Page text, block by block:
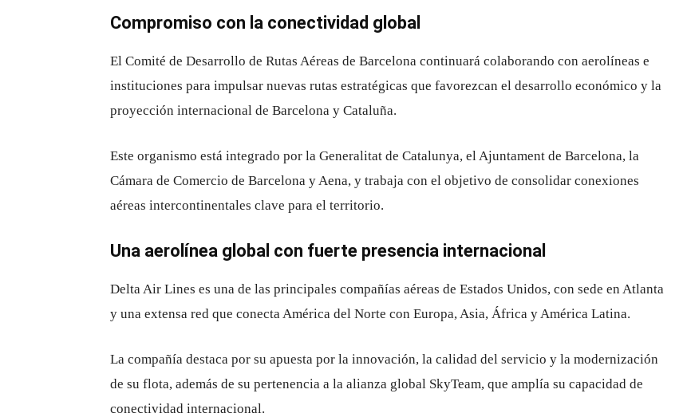
Compromiso con la conectividad global
El Comité de Desarrollo de Rutas Aéreas de Barcelona continuará colaborando con aerolíneas e
instituciones para impulsar nuevas rutas estratégicas que favorezcan el desarrollo económico y la
proyección internacional de Barcelona y Cataluña.
Este organismo está integrado por la Generalitat de Catalunya, elAjuntament de Barcelona, la
Cámara de Comercio de Barcelona yAena, y trabaja con el objetivo de consolidar conexiones
aéreas intercontinentales clave para el territorio.
Una aerolínea global con fuerte presencia internacional
Delta Air Lines es una de las principales compañías aéreas de Estados Unidos, con sede en Atlanta
y una extensa red que conecta América del Norte con Europa, Asia, África y América Latina.
La compañía destaca por su apuesta por la innovación, la calidad del servicio y la modernización
de su flota, además de su pertenencia a la alianza global SkyTeam, que amplía su capacidad de
conectividad internacional.